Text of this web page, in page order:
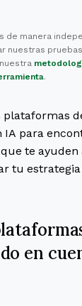
de manera
nuestras
.
plataformas
IA para
te ayuden
tu
en